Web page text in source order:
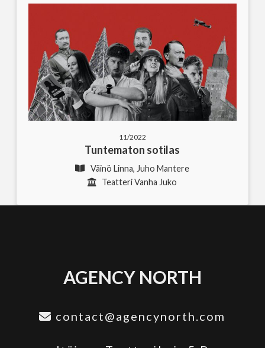
11/2022
Tuntematon sotilas
Väinö Linna, Juho Mantere
Teatteri Vanha Juko
AGENCY NORTH
contact@agencynorth.com